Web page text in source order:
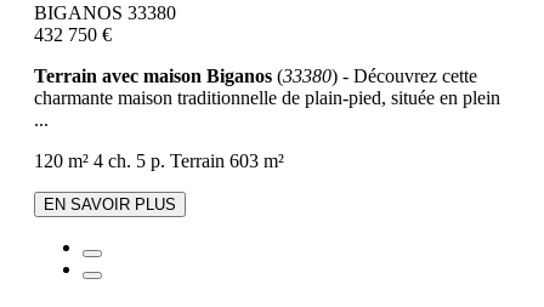
BIGANOS 33380
432 750 €
Terrain avec maison Biganos (33380) - Découvrez cette
charmante maison traditionnelle de plain-pied, située en plein
...
120 m² 4 ch. 5 p. Terrain 603 m²
EN SAVOIR PLUS